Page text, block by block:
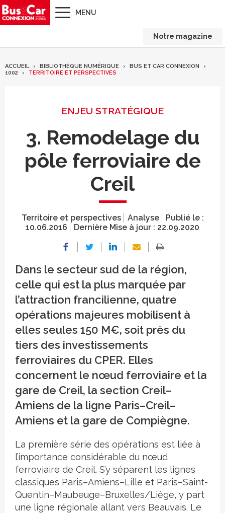
MENU
Notre magazine
ACCUEIL BIBLIOTHÈQUE NUMÉRIQUE
BUS ET CAR CONNEXION
1002
TERRITOIRE ET PERSPECTIVES
ENJEU STRATÉGIQUE
3. Remodelage du
pôle ferroviaire de
Creil
Territoire et perspectives Analyse
Publié le :
10.06.2016
Dernière Mise à jour : 22.09.2020
Dans le secteur sud de la région,
celle qui est la plus marquée par
l’attraction francilienne, quatre
opérations majeures mobilisent à
elles seules 150 M€, soit près du
tiers des investissements
ferroviaires du CPER. Elles
concernent le nœud ferroviaire et la
gare de Creil, la section Creil–
Amiens de la ligne Paris–Creil–
Amiens et la gare de Compiègne.
La première série des opérations est liée à
l’importance considérable du nœud
ferroviaire de Creil. S’y séparent les lignes
classiques Paris–Amiens–Lille et Paris–Saint-
Quentin–Maubeuge–Bruxelles/Liège, y part
une ligne régionale allant vers Beauvais. Le